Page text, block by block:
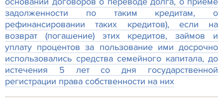
задолженности по таким кредитам, о
рефинансировании таких кредитов), если на
возврат (погашение) этих кредитов, займов и
уплату процентов за пользование ими досрочно
использовались средства семейного капитала, до
истечения 5 лет со дня государственной
регистрации права собственности на них